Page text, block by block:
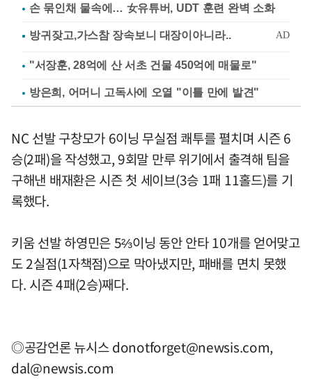
손 묶인채 물속에… 女유튜버, UDT 훈련 완벽 소화
"서장훈, 28억에 산 서초 건물 450억에 매물로"
방은희, 어머니 고독사에 오열 "이틀 만에 발견"
NC 선발 구창모가 6이닝 무실점 쾌투를 펼치며 시즌 6
승(2패)을 작성했고, 9회말 만루 위기에서 출격해 팀을
구해낸 배재환은 시즌 첫 세이브(3승 1패 11홀드)를 기
록했다.
키움 선발 하영민은 5⅔이닝 동안 안타 10개를 얻어맞고
도 2실점(1자책점)으로 막아냈지만, 패배를 면치 못했
다. 시즌 4패(2승)째다.
◎공감언론 뉴시스donotforget@newsis.com,
dal@newsis.com